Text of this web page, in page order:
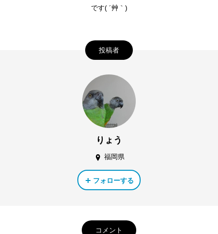
です( ´艸｀)
投稿者
りょう
福岡県
フォローする
コメント